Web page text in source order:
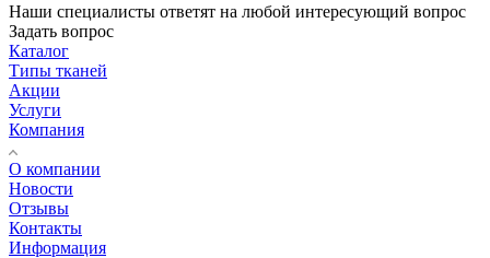
Наши специалисты ответят на любой интересующий вопрос
Задать вопрос
Каталог
Типы тканей
Акции
Услуги
Компания
О компании
Новости
Отзывы
Контакты
Информация